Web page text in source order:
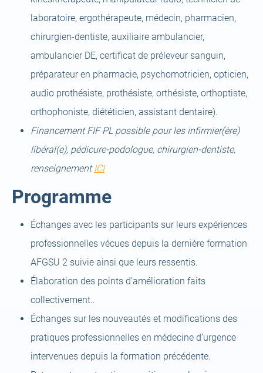
laboratoire, ergothérapeute, médecin, pharmacien,
chirurgien-dentiste, auxiliaire ambulancier,
ambulancier DE, certificat de préleveur sanguin,
préparateur en pharmacie, psychomotricien, opticien,
audio prothésiste, prothésiste, orthésiste, orthoptiste,
orthophoniste, diététicien, assistant dentaire).
Financement FIF PL possible pour les infirmier(ère)
libéral(e), pédicure-podologue, chirurgien-dentiste,
renseignementICI
Programme
Échanges avec les participants sur leurs expériences
professionnelles vécues depuis la dernière formation
AFGSU 2 suivie ainsi que leurs ressentis.
Élaboration des points d’amélioration faits
collectivement..
Échanges sur les nouveautés et modifications des
pratiques professionnelles en médecine d’urgence
intervenues depuis la formation précédente.